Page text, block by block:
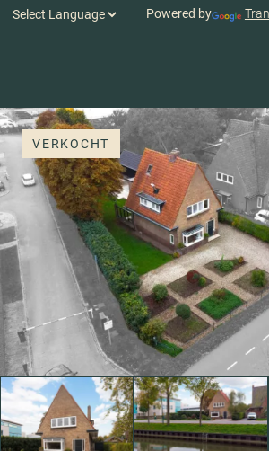
Powered by
VERKOCHT